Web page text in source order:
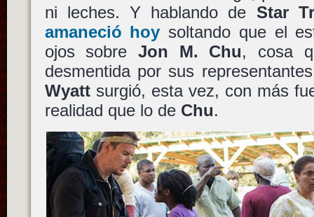
ni leches. Y hablando de Star
amaneció hoy soltando que el
ojos sobre Jon M. Chu, cosa
desmentida por sus
Wyattsurgió, esta vez, con más
realidad que lo de Chu.